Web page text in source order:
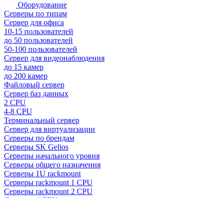
Оборудование
Серверы по типам
Сервер для офиса
10-15 пользователей
до 50 пользователей
50-100 пользователей
Сервер для видеонаблюдения
до 15 камер
до 200 камер
Файловый сервер
Сервер баз данных
2 CPU
4-8 CPU
Терминальный сервер
Сервер для виртуализации
Серверы по брендам
Серверы SK Gelios
Серверы начального уровня
Серверы общего назначения
Серверы 1U rackmount
Серверы rackmount 1 CPU
Серверы rackmount 2 CPU